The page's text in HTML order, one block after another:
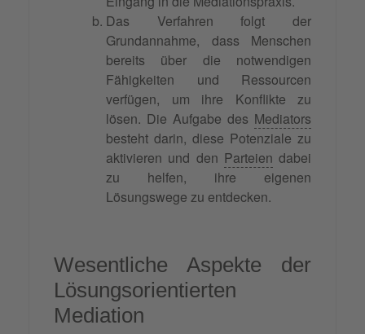
Das Verfahren folgt der
Grundannahme, dass Menschen
bereits über die notwendigen
Fähigkeiten und Ressourcen
verfügen, um ihre Konflikte zu
lösen. Die Aufgabe des Mediators
besteht darin, diese Potenziale zu
aktivieren und den Parteien dabei
zu helfen, ihre eigenen
Lösungswege zu entdecken.
Wesentliche Aspekte der
Lösungsorientierten
Mediation